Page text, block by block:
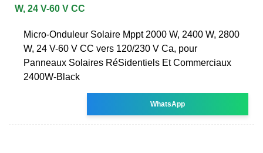
W, 24 V-60 V CC
Micro-Onduleur Solaire Mppt 2000 W, 2400 W, 2800
W, 24 V-60 V CC vers 120/230 V Ca, pour
Panneaux Solaires RéSidentiels Et Commerciaux
2400W-Black
WhatsApp